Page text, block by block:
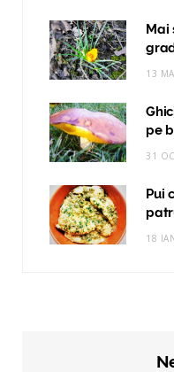
Mai
13
pe
31
Pui
18